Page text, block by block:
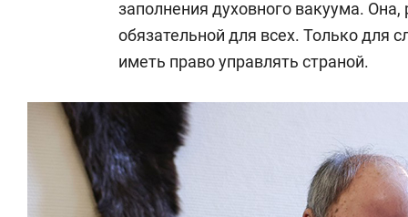
заполнения духовного вакуума.
обязательной для всех. Только для
иметь право управлять страной.